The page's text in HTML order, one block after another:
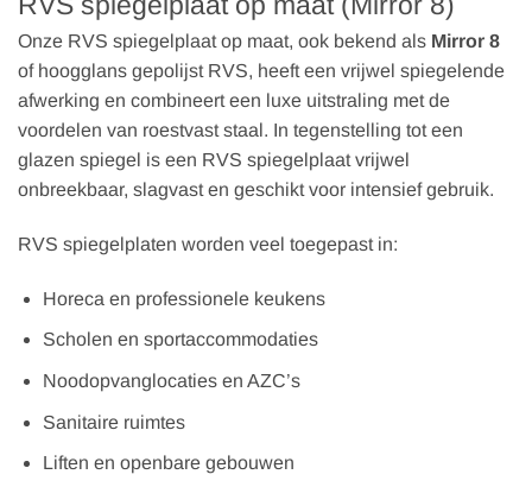
Onze RVS spiegelplaat op maat, ook bekend als Mirror 8
of hoogglans gepolijst RVS, heeft een vrijwel spiegelende
afwerking en combineert een luxe uitstraling met de
voordelen van roestvast staal. In tegenstelling tot een
glazen spiegel is een RVS spiegelplaat vrijwel
onbreekbaar, slagvast en geschikt voor intensief gebruik.
RVS spiegelplaten worden veel toegepast in:
Horeca en professionele keukens
Scholen en sportaccommodaties
Noodopvanglocaties en AZC’s
Sanitaire ruimtes
Liften en openbare gebouwen